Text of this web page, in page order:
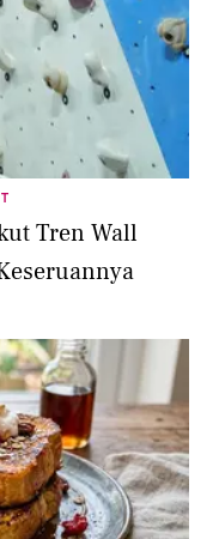
Tren Wall